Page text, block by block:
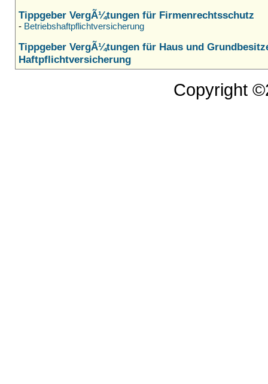
Tippgeber VergÃ¼tungen für Firmenrechtsschutz
- Betriebshaftpflichtversicherung
Tippgeber VergÃ¼tungen für Haus und
Haftpflichtversicherung
Copyright